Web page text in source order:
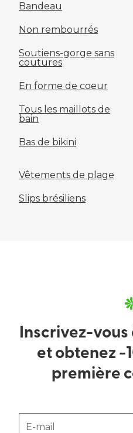
Bandeau
Non rembourrés
Soutiens-gorge sans
coutures
En forme de coeur
Tous les maillots de
bain
Bas de bikini
Vêtements de plage
Slips brésiliens
Inscrivez-
et obtenez -
première
E-mail